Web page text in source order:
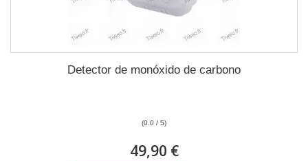
Detector de monóxido de carbono
(0.0 / 5)
49,90 €